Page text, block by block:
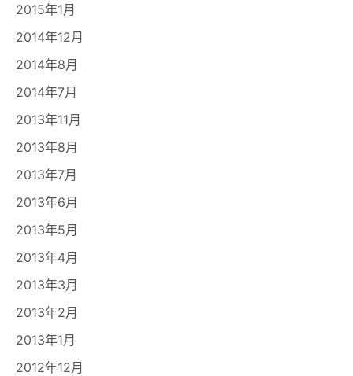
2015年1月
2014年12月
2014年8月
2014年7月
2013年11月
2013年8月
2013年7月
2013年6月
2013年5月
2013年4月
2013年3月
2013年2月
2013年1月
2012年12月